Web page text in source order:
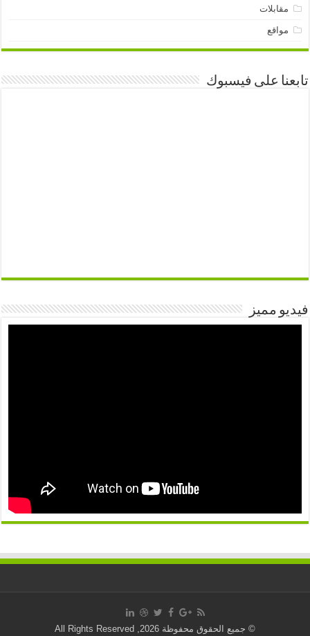
مقابلات
مواقع
تابعنا على فيسبوك
فيديو مميز
© جميع الحقوق محفوظة 2026, All Rights Reserved